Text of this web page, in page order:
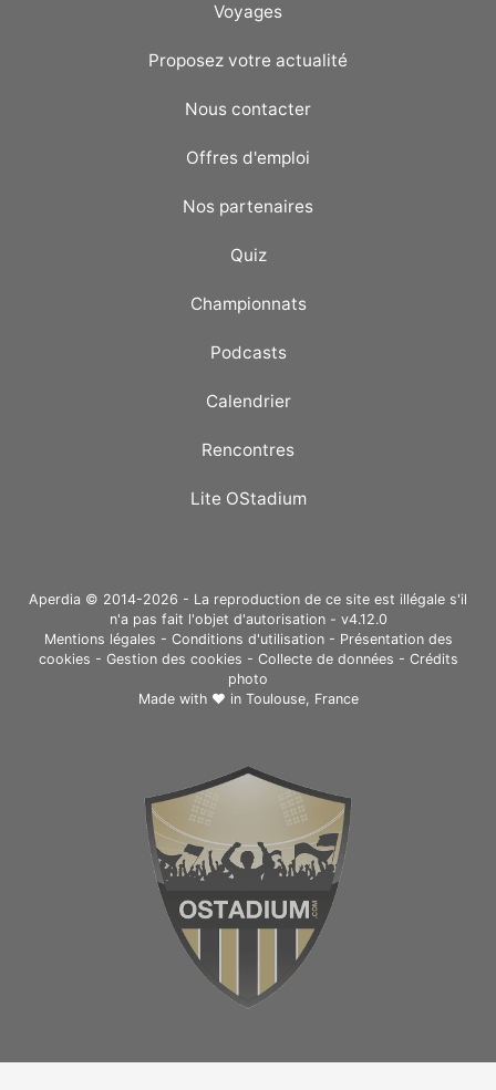
Voyages
Proposez votre actualité
Nous contacter
Offres d'emploi
Nos partenaires
Quiz
Championnats
Podcasts
Calendrier
Rencontres
Lite OStadium
Aperdia © 2014-2026 - La reproduction de ce site est illégale s'il
n'a pas fait l'objet d'autorisation - v4.12.0
Mentions légales - Conditions d'utilisation- Présentation des
cookies - Gestion des cookies - Collecte de données - Crédits
photo
Made with ❤ in Toulouse, France